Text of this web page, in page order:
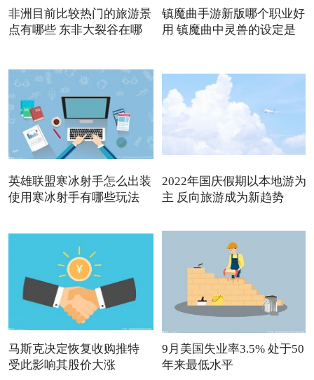
非洲目前比较热门的旅游景
点有哪些 东非大裂谷在哪
镇魔曲手游新版哪个职业好
用 镇魔曲中灵兽的设定是
英雄联盟寒冰射手怎么出装
使用寒冰射手有哪些玩法
2022年国庆假期以本地游为
主 反向旅游成为新趋势
马斯克决定恢复收购推特
受此影响其股价大涨
9月美国失业率3.5% 处于50
年来最低水平